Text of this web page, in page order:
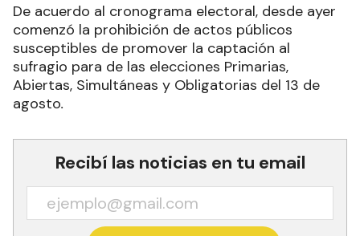
De acuerdo al cronograma electoral, desde ayer
comenzó la prohibición de actos públicos
susceptibles de promover la captación al
sufragio para de las elecciones Primarias,
Abiertas, Simultáneas y Obligatorias del 13 de
agosto.
Recibí las noticias en tu email